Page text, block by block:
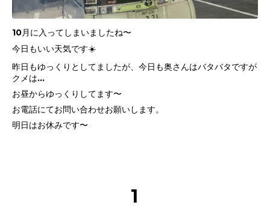
10月に入ってしまいましたね〜
今日もいい天気です☀️
昨日もゆっくりとしてましたが、今日も奥さんはバタバタですが
クメは…
お昼からゆっくりしてます〜
お電話にてお問い合わせお願いします。
明日はお休みです〜
1